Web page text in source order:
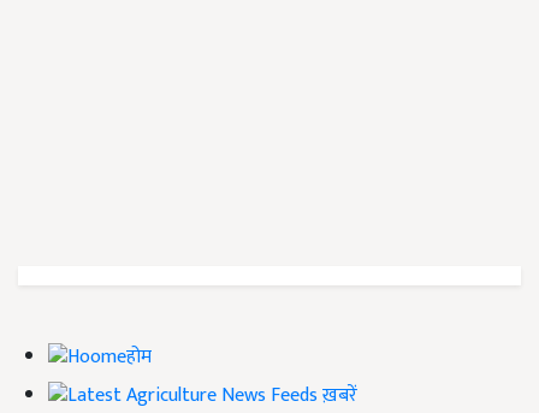
होम
ख़बरें